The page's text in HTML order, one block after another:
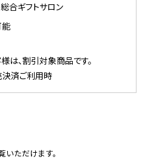
合ギフトサロン
は、割引対象商品です。
済ご利用時
いただけます。